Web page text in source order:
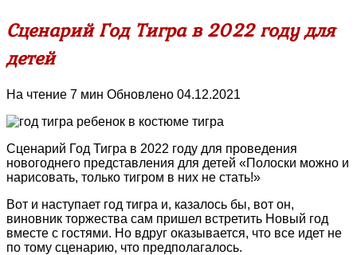
Сценарий Год Тигра в 2022 году для
детей
На чтение 7 мин Обновлено 04.12.2021
Сценарий Год Тигра в 2022 году для проведения
новогоднего представления для детей «Полоски можно и
нарисовать, только тигром в них не стать!»
Вот и наступает год тигра и, казалось бы, вот он,
виновник торжества сам пришел встретить Новый год
вместе с гостями. Но вдруг оказывается, что все идет не
по тому сценарию, что предполагалось.